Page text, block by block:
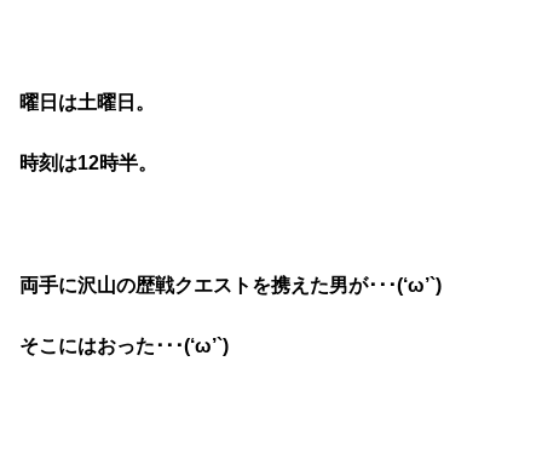
曜日は土曜日。
時刻は12時半。
両手に沢山の歴戦クエストを携えた男が･･･(‘ω’`)
そこにはおった･･･(‘ω’`)